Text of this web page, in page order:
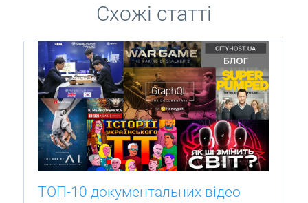
Схожі статті
ТОП-10 документальних відео